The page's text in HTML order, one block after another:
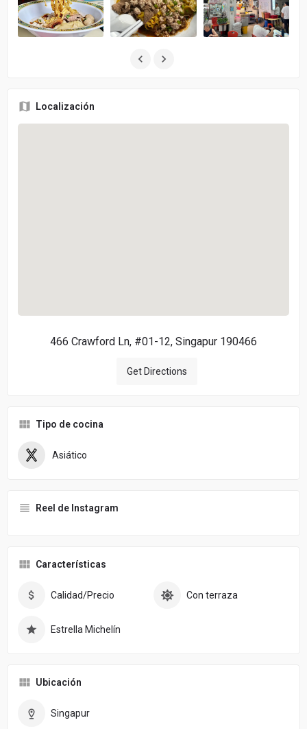
Localización
466 Crawford Ln, #01-12, Singapur 190466
Get Directions
Tipo de cocina
Asiático
Reel de Instagram
Características
Calidad/Precio Con terraza
Estrella Michelín
Ubicación
Singapur